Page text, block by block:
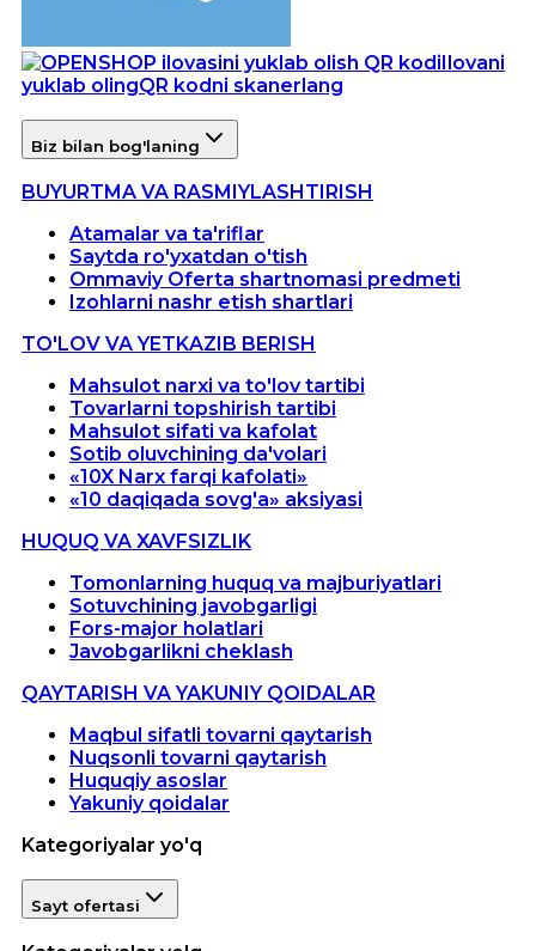
Ilovani
yuklab olingQR kodni skanerlang
Biz bilan bog'laning
BUYURTMA VA RASMIYLASHTIRISH
Atamalar va ta'riflar
Saytda ro'yxatdan o'tish
Ommaviy Oferta shartnomasi predmeti
Izohlarni nashr etish shartlari
TO'LOV VA YETKAZIB BERISH
Mahsulot narxi va to'lov tartibi
Tovarlarni topshirish tartibi
Mahsulot sifati va kafolat
Sotib oluvchining da'volari
«10X Narx farqi kafolati»
«10 daqiqada sovg'a» aksiyasi
HUQUQ VA XAVFSIZLIK
Tomonlarning huquq va majburiyatlari
Sotuvchining javobgarligi
Fors-major holatlari
Javobgarlikni cheklash
QAYTARISH VA YAKUNIY QOIDALAR
Maqbul sifatli tovarni qaytarish
Nuqsonli tovarni qaytarish
Huquqiy asoslar
Yakuniy qoidalar
Kategoriyalar yo'q
Sayt ofertasi